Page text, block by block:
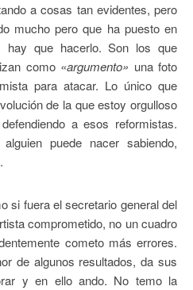
a cosas tan evidentes, pero
mucho pero que ha puesto en
que hacerlo. Son los que
como «argumento» una foto
para atacar. Lo único que
de la que estoy orgulloso
a esos reformistas.
puede nacer sabiendo,
si fuera el secretario general del
comprometido, no un cuadro
cometo más errores.
de algunos resultados, da sus
y en ello ando. No temo la